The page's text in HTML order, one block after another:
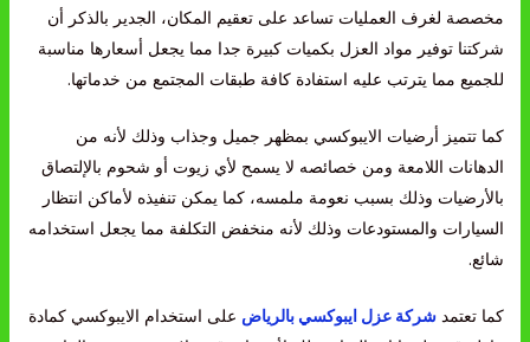
مخصصة لغرف العمليات تساعد على تعقيم المكان، الجدير بالذكر أن
شركتنا توفير مواد العزل بكميات كبيرة جدا مما يجعل أسعارها مناسبة
للجميع مما يترتب عليه استفادة كافة طبقات المجتمع من خدماتها.
كما تتميز أرضيات الايبوكسي بمظهر جميل وجذاب وذلك لأنه من
الدهانات اللامعة ومن خصائصه لا يسمح لأي زيوت أو شحوم بالإلتصاق
بالأرضيات وذلك بسبب نعومة ملمسه، كما يمكن تنفيذه لأماكن انتظار
السيارات والمستودعات وذلك لأنه منخفض التكلفة مما يجعل استخدامه
شائع.
كما تعتمد شركة عزل ايبوكسي بالرياض على استخدام الايبوكسي كمادة